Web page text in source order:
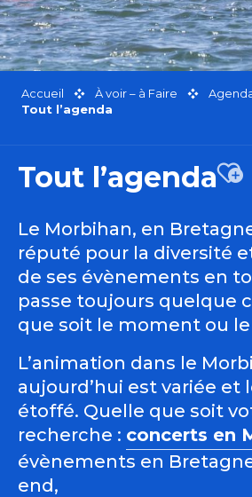
Accueil À voir – à Faire
Tout l’agenda
Tout l’agenda
Le Morbihan, en
réputé pour la diversité
de ses évènements en
passe toujours quelque
que soit le moment ou
L’animation dans le
aujourd’hui est variée et
étoffé. Quelle que soit
recherche : concerts en
évènements en
end,